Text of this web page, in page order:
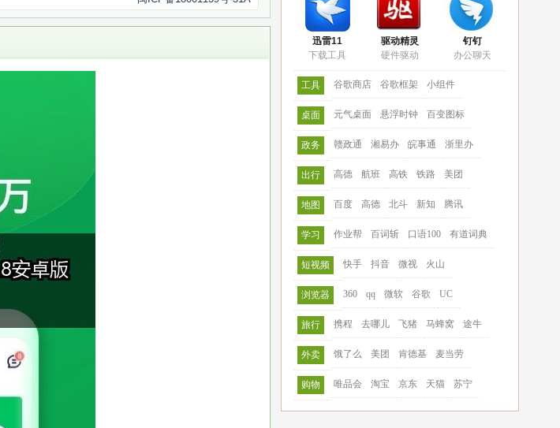
迅雷11
下载工具
驱动精灵
硬件驱动
钉钉
办公聊天
工具 谷歌商店 谷歌框架 小组件
桌面 元气桌面 悬浮时钟 百变图标
政务 赣政通 湘易办 皖事通 浙里办
出行 高德 航班 高铁 铁路 美团
地图 百度 高德 北斗 新知 腾讯
学习 作业帮 百词斩 口语100 有道词典
短视频 快手 抖音 微视 火山
浏览器 360 qq 微软 谷歌 UC
旅行 携程 去哪儿 飞猪 马蜂窝 途牛
外卖 饿了么 美团 肯德基 麦当劳
购物 唯品会 淘宝 京东 天猫 苏宁